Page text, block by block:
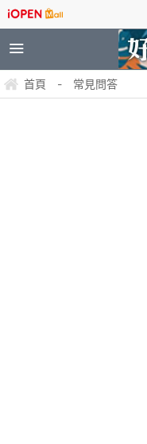
首頁 - 常見問答